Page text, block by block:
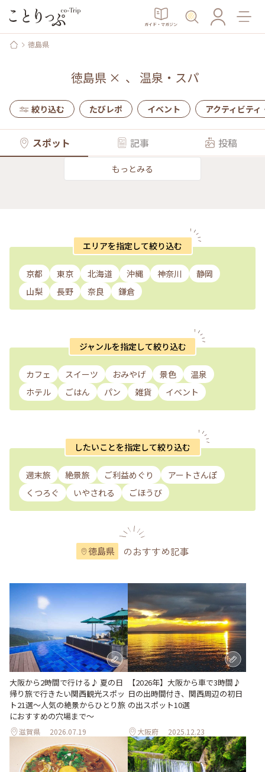
ガイド・マガジン
徳島県
徳島県 × 、 温泉・スパ
絞り込む たびレポ イベント アクティビティ
スポット 記事 投稿
もっとみる
エリアを指定して絞り込む
京都 東京 北海道 沖縄 神奈川
静岡
山梨
長野 奈良 鎌倉
ジャンルを指定して絞り込む
カフェ スイーツ おみやげ 景色
温泉
ホテル
ごはん パン 雑貨 イベント
したいことを指定して絞り込む
週末旅 絶景旅 ご利益めぐり
アートさんぽ
くつろぐ
いやされる ごほうび
徳島県 のおすすめ記事
大阪から2時間で行ける♪ 夏の日
帰り旅で行きたい関西観光スポッ
ト21選～人気の絶景からひとり旅
におすすめの穴場まで～
滋賀県 2026.07.19
【2026年】大阪から車で3時間♪
日の出時間付き、関西周辺の初日
の出スポット10選
大阪府 2025.12.23